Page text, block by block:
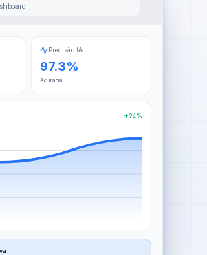
Precisão IA
97.3%
Acurácia
+24%